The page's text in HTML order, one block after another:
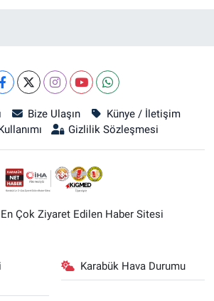
Bize Ulaşın
Künye / İletişim
Gizlilik Sözleşmesi
Çok Ziyaret Edilen Haber Sitesi
Karabük Hava Durumu